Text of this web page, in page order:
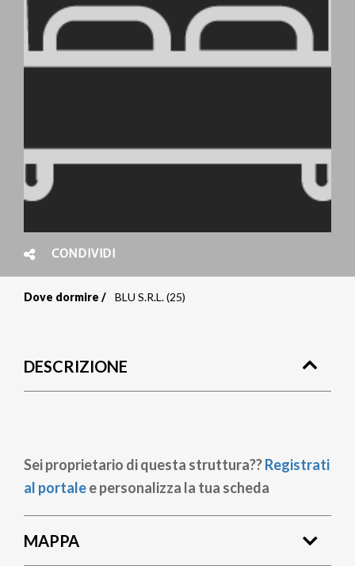
CONDIVIDI
pane
Dove dormire BLU S.R.L. (25)
DESCRIZIONE
Sei proprietario di questa struttura??Registrati
al portalee personalizza la tua scheda
MAPPA